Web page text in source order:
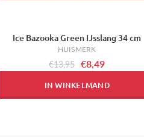
-39%Ice Bazooka Green IJsslang 34 cm
HUISMERK
€13,95 €8,49
IN WINKELMAND